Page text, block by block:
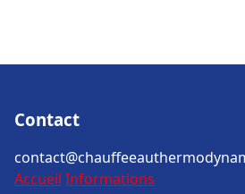
Contact
Accueil Informations